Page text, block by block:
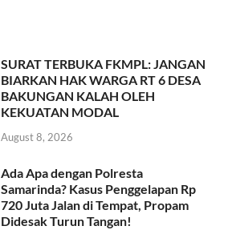
SURAT TERBUKA FKMPL: JANGAN
BIARKAN HAK WARGA RT 6 DESA
BAKUNGAN KALAH OLEH
KEKUATAN MODAL
August 8, 2026
Ada Apa dengan Polresta
Samarinda? Kasus Penggelapan Rp
720 Juta Jalan di Tempat, Propam
Didesak Turun Tangan!